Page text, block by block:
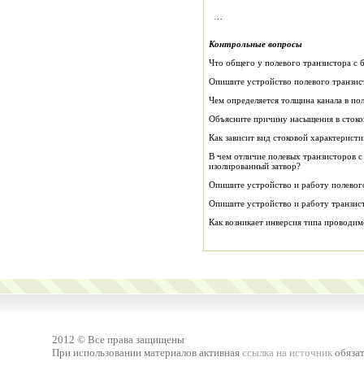
Контрольные вопросы
Что общего у полевого транзистора с
Опишите устройство полевого
Чем определяется толщина канала в
Объясните причину насыщения в
Как зависит вид стоковой
В чем отличие полевых транзисторов
изолированный затвор?
Опишите устройство и работу
Опишите устройство и работу
Как возникает инверсия типа
2012 © Все права защищены
При использовании материалов активная ссылка на источник